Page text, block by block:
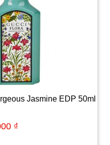
Jasmine EDP 50ml
₫